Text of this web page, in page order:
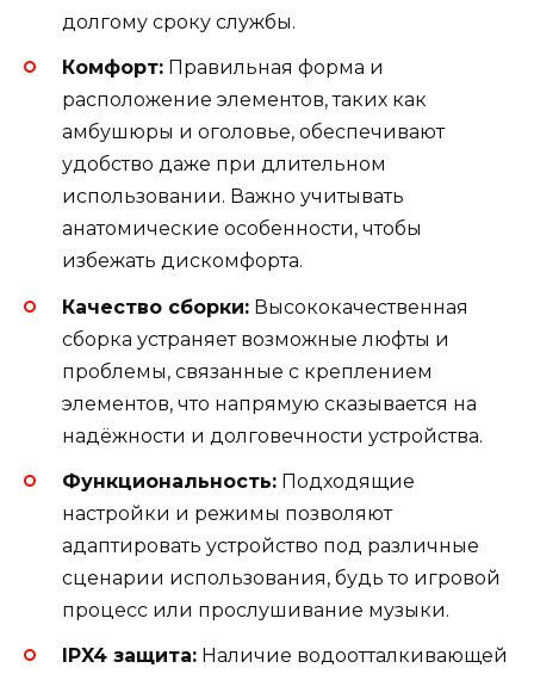
долгому сроку службы.
Комфорт: Правильная форма и
расположение элементов, таких как
амбушюры и оголовье, обеспечивают
удобство даже при длительном
использовании. Важно учитывать
анатомические особенности, чтобы
избежать дискомфорта.
Качество сборки: Высококачественная
сборка устраняет возможные люфты и
проблемы, связанные с креплением
элементов, что напрямую сказывается на
надёжности и долговечности устройства.
Функциональность: Подходящие
настройки и режимы позволяют
адаптировать устройство под различные
сценарии использования, будь то игровой
процесс или прослушивание музыки.
IPX4 защита: Наличие водоотталкивающей